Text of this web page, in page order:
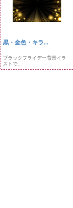
黒・金色・キラ...
ブラックフライデー背景イラ
ストで...